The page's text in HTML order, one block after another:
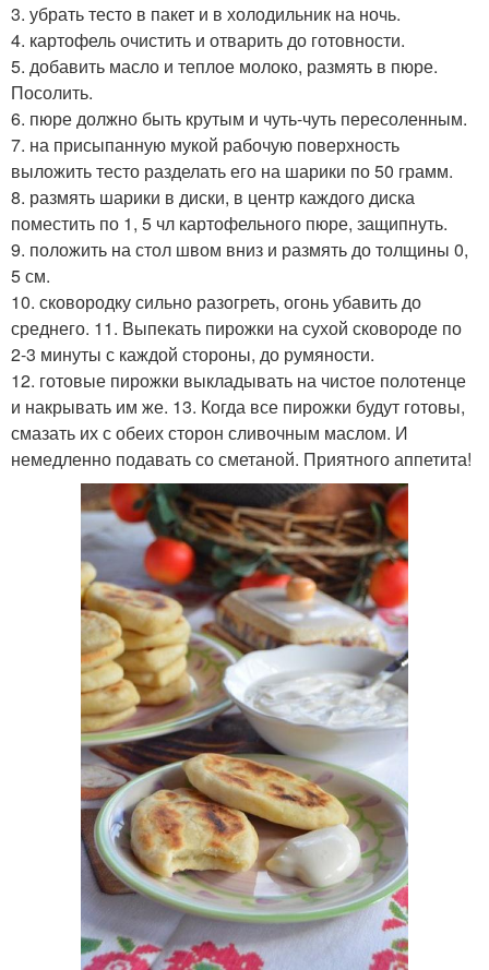
3. убрать тесто в пакет и в холодильник на ночь.
4. картофель очистить и отварить до готовности.
5. добавить масло и теплое молоко, размять в пюре.
Посолить.
6. пюре должно быть крутым и чуть-чуть пересоленным.
7. на присыпанную мукой рабочую поверхность
выложить тесто разделать его на шарики по 50 грамм.
8. размять шарики в диски, в центр каждого диска
поместить по 1, 5 чл картофельного пюре, защипнуть.
9. положить на стол швом вниз и размять до толщины 0,
5 см.
10. сковородку сильно разогреть, огонь убавить до
среднего. 11. Выпекать пирожки на сухой сковороде по
2-3 минуты с каждой стороны, до румяности.
12. готовые пирожки выкладывать на чистое полотенце
и накрывать им же. 13. Когда все пирожки будут готовы,
смазать их с обеих сторон сливочным маслом. И
немедленно подавать со сметаной. Приятного аппетита!